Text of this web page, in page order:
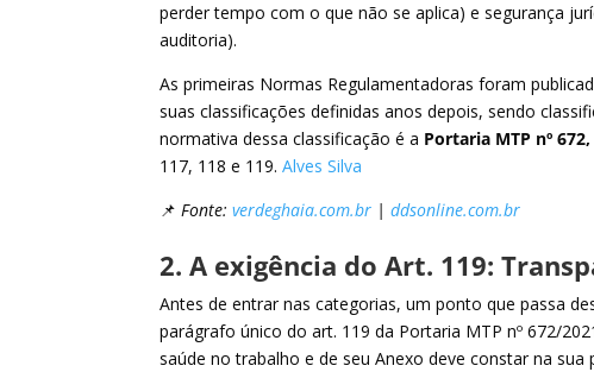
perder tempo com o que não se aplica) e segurança
auditoria).
As primeiras Normas Regulamentadoras foram
suas classificações definidas anos depois, sendo
normativa dessa classificação é a Portaria MTP nº
117, 118 e 119. Alves Silva
📌Fonte: verdeghaia.com.br | ddsonline.com.br
2. A exigência do Art. 119:
Antes de entrar nas categorias, um ponto que passa
parágrafo único do art. 119 da Portaria MTP nº 672/
saúde no trabalho e de seu Anexo deve constar na sua